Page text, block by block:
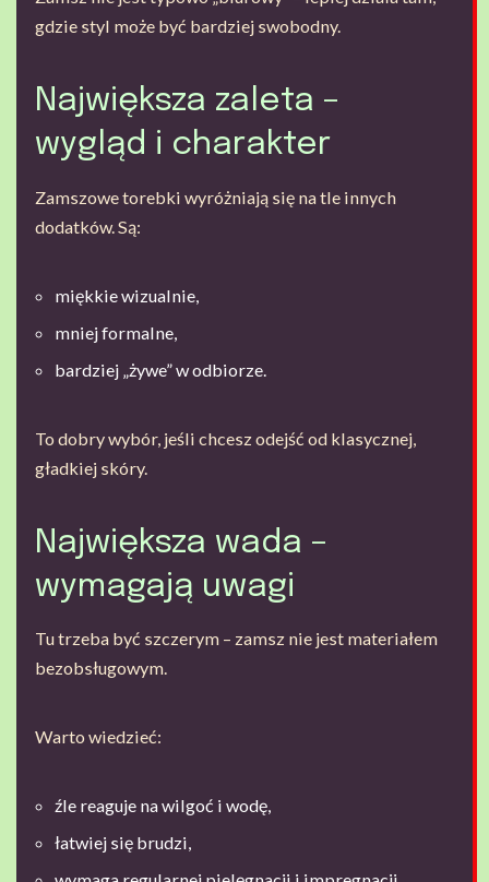
gdzie styl może być bardziej swobodny.
Największa zaleta –
wygląd i charakter
Zamszowe torebki wyróżniają się na tle innych
dodatków. Są:
miękkie wizualnie,
mniej formalne,
bardziej „żywe” w odbiorze.
To dobry wybór, jeśli chcesz odejść od klasycznej,
gładkiej skóry.
Największa wada –
wymagają uwagi
Tu trzeba być szczerym – zamsz nie jest materiałem
bezobsługowym.
Warto wiedzieć:
źle reaguje na wilgoć i wodę,
łatwiej się brudzi,